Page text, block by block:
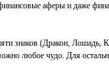
аферы и даже
знаков (Дракон, Лошадь,
любое чудо. Для